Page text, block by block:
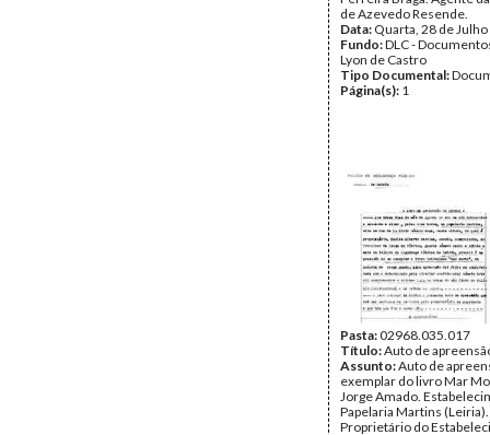
de Azevedo Resende.
Data: Quarta, 28 de
Fundo:DLC -
Lyon de Castro
Tipo Documental:
Página(s): 1
Pasta:02968.035.017
Título:Auto de
Assunto:Auto de
exemplar do livro Mar
Jorge Amado.
Papelaria Martins (Leiria).
Proprietário do